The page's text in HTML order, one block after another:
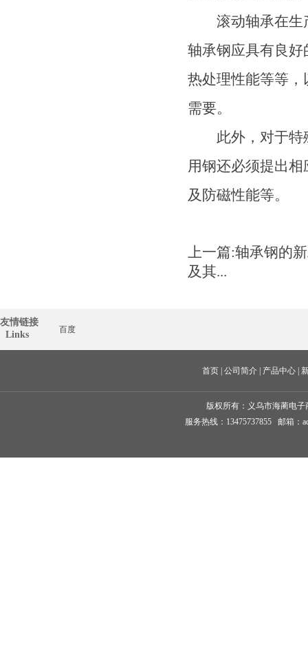
滚动轴承在生产
轴承钢应具有良
热处理性能等等
需要。
此外，对于特殊
用钢还必须提出
及防磁性能等。
上一篇:轴承钢的
及其...
友情链接
  Links
百度
首页 公司简介 产品中心
版权所有： 义乌市海蔺电子
服务热线：13475737855 邮箱：